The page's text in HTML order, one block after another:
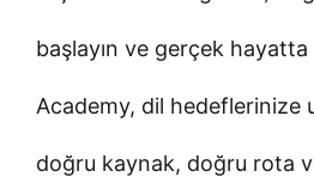
başlayın ve gerçek hayatta
Academy, dil hedeflerinize
doğru kaynak, doğru rota